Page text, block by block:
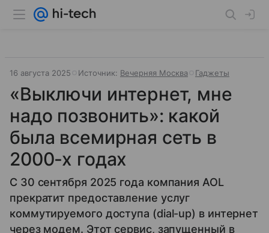
16 августа 2025 Источник: Вечерняя Москва Гаджеты
«Выключи интернет, мне
надо позвонить»: какой
была всемирная сеть в
2000-х годах
С 30 сентября 2025 года компания AOL
прекратит предоставление услуг
коммутируемого доступа (dial-up) в интернет
через модем. Этот сервис, запущенный в